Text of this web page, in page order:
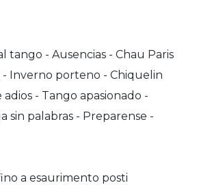
tango - Ausencias - Chau Paris
- Inverno porteno - Chiquelin
- Tango apasionado -
sin palabras - Preparense -
a esaurimento posti